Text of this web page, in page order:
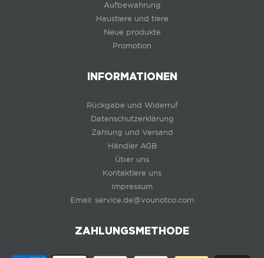
Aufbewahrung
Haustiere und tiere
Neue produkte
Promotion
INFORMATIONEN
Rückgabe und Widerruf
Datenschutzerklärung
Zahlung und Versand
Händler AGB
Über uns
Kontaktiere uns
Impressum
Email: service.de@vounotco.com
ZAHLUNGSMETHODE